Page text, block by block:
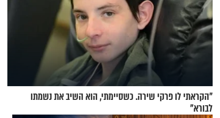
"הקראתי לו פרקי שירה. כשסיימתי, הוא השיב את נשמתו
לבורא"